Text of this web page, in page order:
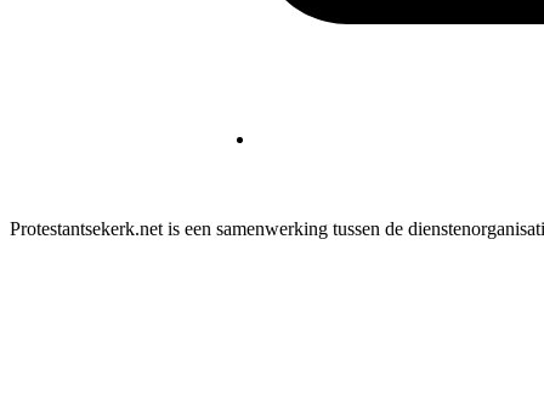
Protestantsekerk.net is een samenwerking tussen de